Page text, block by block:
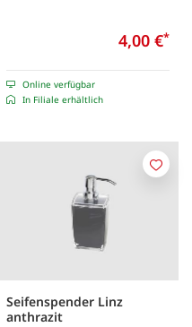
4,00 €*
Online verfügbar
In Filiale erhältlich
Seifenspender Linz
anthrazit